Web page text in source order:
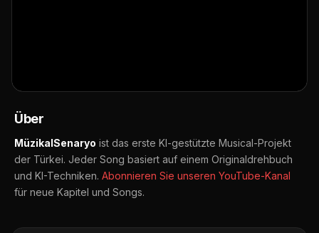
Über
MüzikalSenaryo ist das erste KI-gestützte Musical-Projekt
der Türkei. Jeder Song basiert auf einem Originaldrehbuch
und KI-Techniken. Abonnieren Sie unseren YouTube-Kanal
für neue Kapitel und Songs.